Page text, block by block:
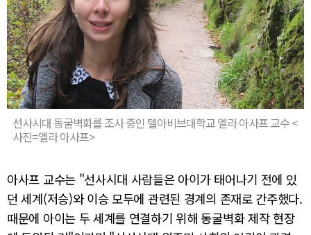
선사시대 동굴벽화를 조사 중인 텔아비브대학교 엘라 아사프 교수 <
사진=엘라 아사프>
아사프 교수는 "선사시대 사람들은 아이가 태어나기 전에 있
던 세계(저승)와 이승 모두에 관련된 경계의 존재로 간주했다.
때문에 아이는 두 세계를 연결하기 위해 동굴벽화 제작 현장